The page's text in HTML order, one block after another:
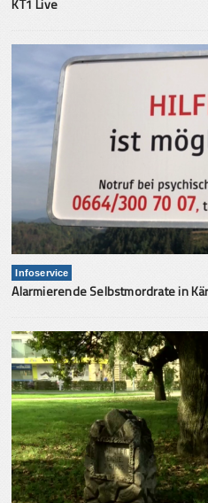
KT1 Live
Infoservice
Alarmierende Selbstmordrate in